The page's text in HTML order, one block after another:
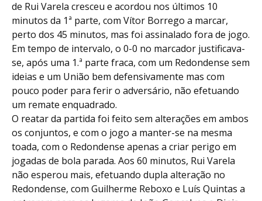
de Rui Varela cresceu e acordou nos últimos 10
minutos da 1ª parte, com Vítor Borrego a marcar,
perto dos 45 minutos, mas foi assinalado fora de jogo.
Em tempo de intervalo, o 0-0 no marcador justificava-
se, após uma 1.ª parte fraca, com um Redondense sem
ideias e um União bem defensivamente mas com
pouco poder para ferir o adversário, não efetuando
um remate enquadrado.
O reatar da partida foi feito sem alterações em ambos
os conjuntos, e com o jogo a manter-se na mesma
toada, com o Redondense apenas a criar perigo em
jogadas de bola parada. Aos 60 minutos, Rui Varela
não esperou mais, efetuando dupla alteração no
Redondense, com Guilherme Reboxo e Luís Quintas a